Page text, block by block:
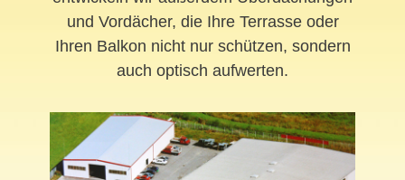
und Vordächer, die Ihre Terrasse oder
Ihren Balkon nicht nur schützen, sondern
auch optisch aufwerten.